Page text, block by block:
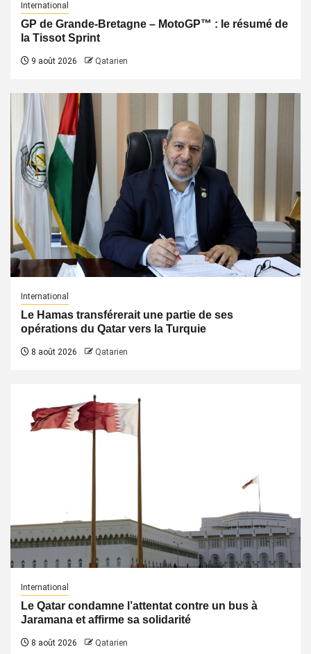
International
GP de Grande-Bretagne – MotoGP™ : le résumé de
la Tissot Sprint
9 août 2026 Qatarien
International
Le Hamas transférerait une partie de ses
opérations du Qatar vers la Turquie
8 août 2026 Qatarien
International
Le Qatar condamne l’attentat contre un bus à
Jaramana et affirme sa solidarité
8 août 2026 Qatarien